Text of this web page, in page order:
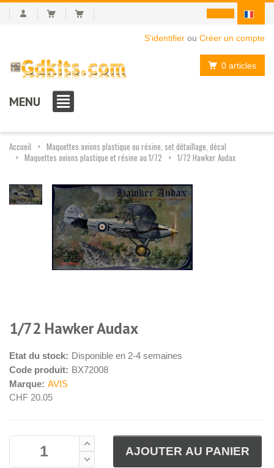
S'identifier ou Créer un compte
0 articles
MENU
Accueil
Maquettes avions plastique ou résine, set détaillage, décal
Maquettes avions plastique et résine au 1/72
1/72 Hawker Audax
1/72 Hawker Audax
Etat du stock: Disponible en 2-4 semaines
Code produit: BX72008
Marque: AVIS
CHF 20.05